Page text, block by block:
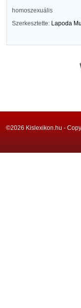
homoszexuális
Szerkesztette: Lapoda
©2026 Kislexikon.hu -